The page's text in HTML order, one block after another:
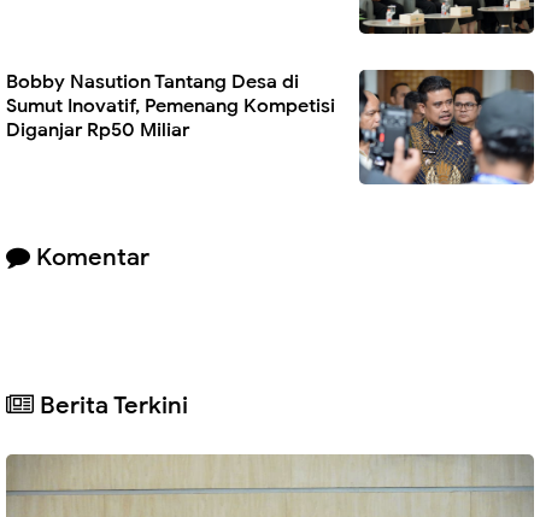
Bobby Nasution Tantang Desa di
Sumut Inovatif, Pemenang Kompetisi
Diganjar Rp50 Miliar
Komentar
Berita Terkini